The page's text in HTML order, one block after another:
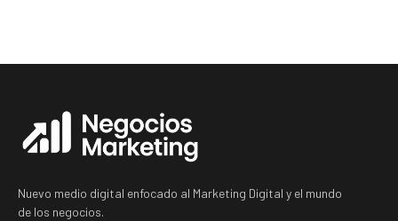
Nuevo medio digital enfocado al Marketing Digital y el mundo
de los negocios.